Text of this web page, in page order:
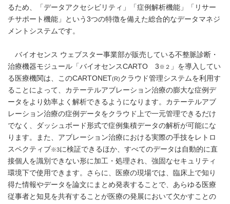
るため、「データアクセシビリティ」「症例解析機能」「リサー
チサポート機能」という3つの特徴を備えた総合的なデータマネジ
メントシステムです。
バイオセンス ウェブスター事業部が販売している不整脈診断・
治療機器モジュール「バイオセンスCARTO 3※２ 」を導入してい
る医療機関は、このCARTONET(R)クラウド管理システムを利用す
ることによって、カテーテルアブレーション治療の膨大な症例デ
ータをより効率よく解析できるようになります。カテーテルアブ
レーション治療の症例データをクラウド上で一元管理できるだけ
でなく、ダッシュボード形式で症例集積データの解析が可能にな
ります。また、アブレーション治療における実際の手技をレトロ
スペクティブ※3に検証できるほか、すべてのデータは自動的に直
接個人を識別できない形に加工・処理され、強固なセキュリティ
環境下で使用できます。さらに、医療の現場では、臨床上で知り
得た情報やデータを論文にまとめ発表することで、あらゆる医療
従事者と知見を共有することが医療の発展において欠かすことの